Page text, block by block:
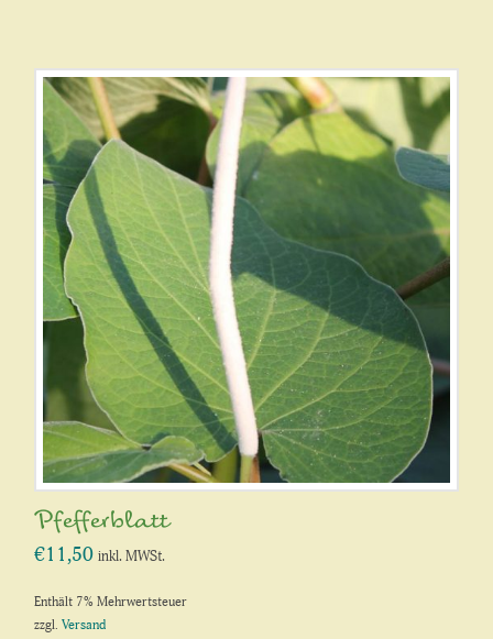
Pfefferblatt
€11,50 inkl. MWSt.
Enthält 7% Mehrwertsteuer
zzgl.Versand